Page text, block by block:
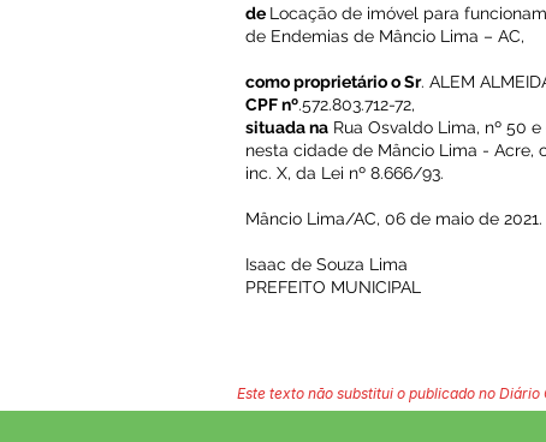
de Locação de imóvel para
de Endemias de Mâncio Lima – AC,
como proprietário o Sr. ALEM
CPF nº.572.803.712-72,
situada na Rua Osvaldo Lima, nº 50
nesta cidade de Mâncio Lima - Acre,
inc. X, da Lei nº 8.666/93.
Mâncio Lima/AC, 06 de maio de 2021.
Isaac de Souza Lima
PREFEITO MUNICIPAL
Este texto não substitui o publicado no